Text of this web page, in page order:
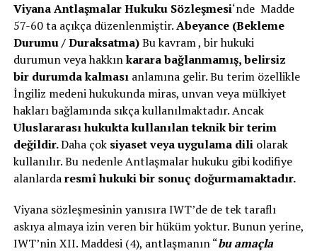
Viyana Antlaşmalar Hukuku Sözleşmesi‘nde Madde
57-60 ta açıkça düzenlenmiştir.Abeyance (Bekleme
Durumu / Duraksatma)Bu kavram , bir hukuki
durumun veya hakkınkarara bağlanmamış, belirsiz
bir durumda kalmasıanlamına gelir. Bu terim özellikle
İngiliz medeni hukukunda miras, unvan veya mülkiyet
hakları bağlamında sıkça kullanılmaktadır. Ancak
Uluslararası hukukta kullanılan teknik bir terim
değildir.Daha çok siyaset veya uygulama diliolarak
kullanılır. Bu nedenle Antlaşmalar hukuku gibi kodifiye
alanlardaresmî hukuki bir sonuç doğurmamaktadır.
Viyana sözleşmesinin yanısıra IWT’de de tek taraflı
askıya almaya izin veren bir hüküm yoktur. Bunun yerine,
IWT’nin XII. Maddesi (4), antlaşmanın “bu amaçla